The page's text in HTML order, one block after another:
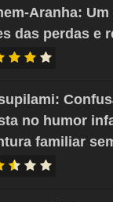
Aranha:
das perdas e
no humor
familiar